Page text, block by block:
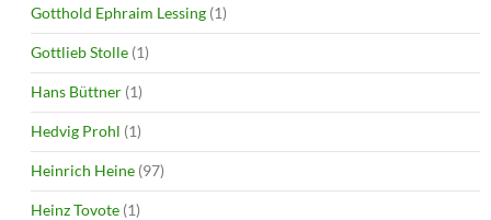
Gotthold Ephraim Lessing (1)
Gottlieb Stolle (1)
Hans Büttner (1)
Hedvig Prohl (1)
Heinrich Heine (97)
Heinz Tovote (1)